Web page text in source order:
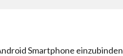
Smartphone